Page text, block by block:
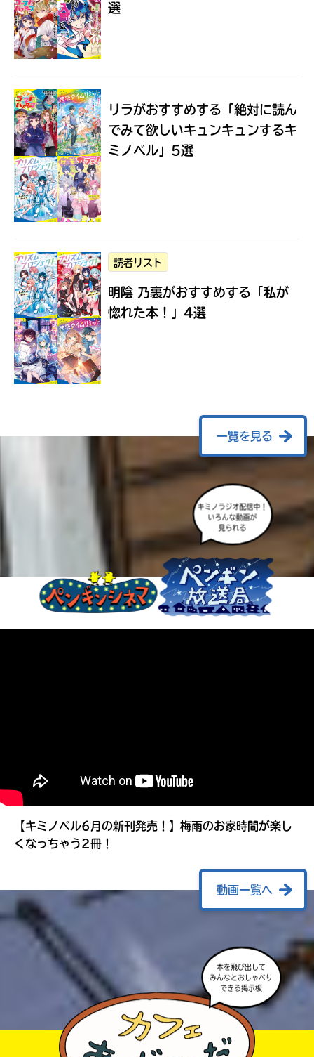
Loading...
選
リラがおすすめする 「絶対に読ん
でみて欲しいキュンキュンするキ
ミノベル」5選
読者リスト
明陰 乃裏がおすすめする 「私が
惚れた本！」4選
一覧を見る
キミノラジオ配信中！
いろんな動画が
見られる
【キミノベル6月の新刊発売！】梅雨のお家時間が楽し
くなっちゃう2冊！
動画一覧へ
本を飛び出して
みんなとおしゃべり
できる掲示板
に
エ
も
度
み
て
ね
る